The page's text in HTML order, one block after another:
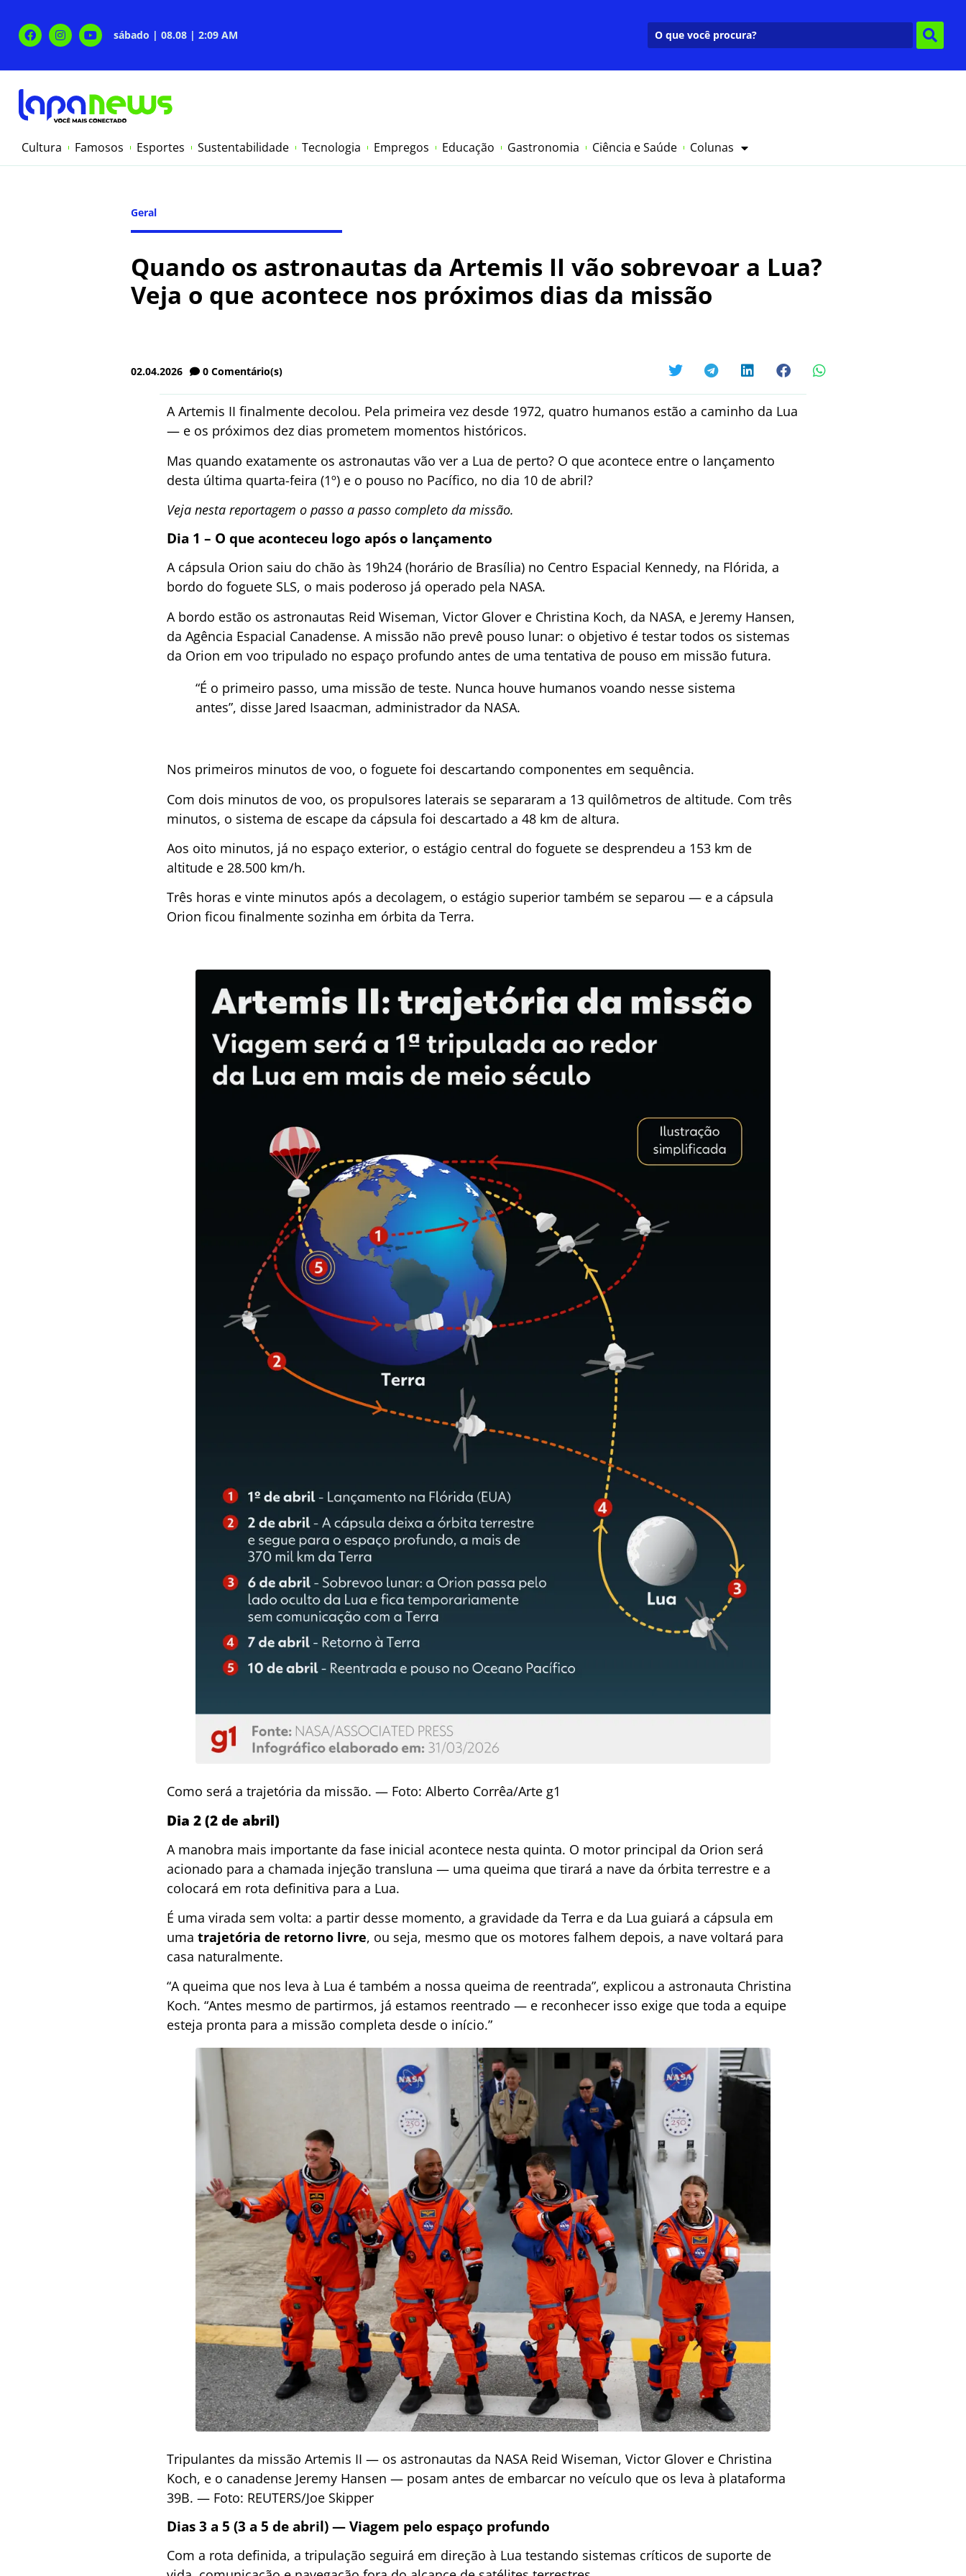
sábado | 08.08 | 2:09 AM
Cultura Famosos Esportes Sustentabilidade Tecnologia Empregos Educação Gastronomia Ciência e Saúde Colunas
Geral
Quando os astronautas da Artemis II vão sobrevoar a Lua?
Veja o que acontece nos próximos dias da missão
02.04.2026 0 Comentário(s)
A Artemis II finalmente decolou. Pela primeira vez desde 1972, quatro humanos estão a caminho da Lua
— e os próximos dez dias prometem momentos históricos.
Mas quando exatamente os astronautas vão ver a Lua de perto? O que acontece entre o lançamento
desta última quarta-feira (1º) e o pouso no Pacífico, no dia 10 de abril?
Veja nesta reportagem o passo a passo completo da missão.
Dia 1 – O que aconteceu logo após o lançamento
A cápsula Orion saiu do chão às 19h24 (horário de Brasília) no Centro Espacial Kennedy, na Flórida, a
bordo do foguete SLS, o mais poderoso já operado pela NASA.
A bordo estão os astronautas Reid Wiseman, Victor Glover e Christina Koch, da NASA, e Jeremy Hansen,
da Agência Espacial Canadense. A missão não prevê pouso lunar: o objetivo é testar todos os sistemas
da Orion em voo tripulado no espaço profundo antes de uma tentativa de pouso em missão futura.
“É o primeiro passo, uma missão de teste. Nunca houve humanos voando nesse sistema
antes”, disse Jared Isaacman, administrador da NASA.
Nos primeiros minutos de voo, o foguete foi descartando componentes em sequência.
Com dois minutos de voo, os propulsores laterais se separaram a 13 quilômetros de altitude. Com três
minutos, o sistema de escape da cápsula foi descartado a 48 km de altura.
Aos oito minutos, já no espaço exterior, o estágio central do foguete se desprendeu a 153 km de
altitude e 28.500 km/h.
Três horas e vinte minutos após a decolagem, o estágio superior também se separou — e a cápsula
Orion ficou finalmente sozinha em órbita da Terra.
Como será a trajetória da missão. — Foto: Alberto Corrêa/Arte g1
Dia 2 (2 de abril)
A manobra mais importante da fase inicial acontece nesta quinta. O motor principal da Orion será
acionado para a chamada injeção transluna — uma queima que tirará a nave da órbita terrestre e a
colocará em rota definitiva para a Lua.
É uma virada sem volta: a partir desse momento, a gravidade da Terra e da Lua guiará a cápsula em
uma trajetória de retorno livre, ou seja, mesmo que os motores falhem depois, a nave voltará para
casa naturalmente.
“A queima que nos leva à Lua é também a nossa queima de reentrada”, explicou a astronauta Christina
Koch. “Antes mesmo de partirmos, já estamos reentrado — e reconhecer isso exige que toda a equipe
esteja pronta para a missão completa desde o início.”
Tripulantes da missão Artemis II — os astronautas da NASA Reid Wiseman, Victor Glover e Christina
Koch, e o canadense Jeremy Hansen — posam antes de embarcar no veículo que os leva à plataforma
39B. — Foto: REUTERS/Joe Skipper
Dias 3 a 5 (3 a 5 de abril) — Viagem pelo espaço profundo
Com a rota definida, a tripulação seguirá em direção à Lua testando sistemas críticos de suporte de